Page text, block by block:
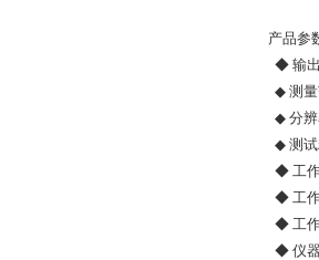
产品参
◆ 输
◆ 测
◆ 分
◆ 测试
◆ 工
◆ 工
◆ 工
◆ 仪